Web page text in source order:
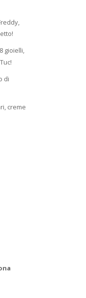
gioielli,
di
creme